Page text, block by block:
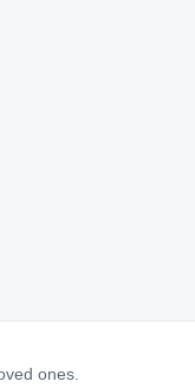
ones.